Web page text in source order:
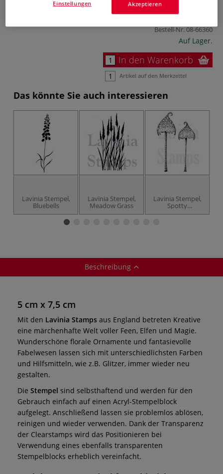
inklusive 20% bzw. 10% MwSt,
ggf. zuzüglichVersandkosten
Bestell-Nr.08-66360
Auf Lager.
In den Warenkorb
Artikel auf den Merkzettel
Das könnte Sie auch interessieren
Lavinia Stempel,
Bluebells
Lavinia Stempel,
Meadow Grass
Lavinia Stempel,
Spotty
Toadstoole
Beschreibung
5 cm x 7,5 cm
Mit den Lavinia Stamps aus England betreten Kreative
eine märchenhafte Welt voller Feen, Elfen und Magie.
Wunderschöne florale Ornamente und fantasievolle
Fabelwesen lassen sich mit unterschiedlichsten Farben
und Hilfsmitteln, wie z.B. Glitzer, immer wieder neu
gestalten.
Die Stempel sind selbsthaftend und werden für den
Gebrauch einfach auf einen Acryl-Stempelblock
aufgelegt. Anschließend lassen sie problemlos ablösen,
reinigen und wieder verwenden. Dank der Transparenz
der Clearstamps wird das Positionieren bei
Verwendung eines ebenfalls transparenten
Stempelblocks erheblich vereinfacht.
Akzeptieren
Einstellungen